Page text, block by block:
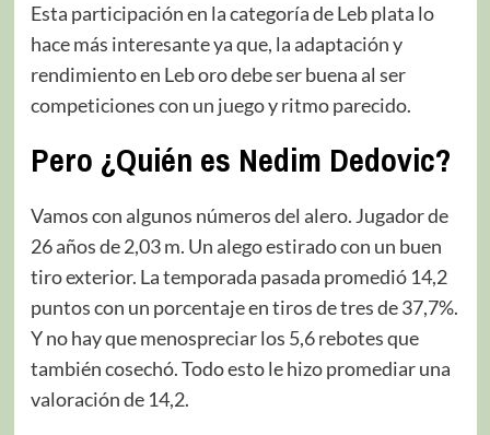
Esta participación en la categoría de Leb plata lo
hace más interesante ya que, la adaptación y
rendimiento en Leb oro debe ser buena al ser
competiciones con un juego y ritmo parecido.
Pero ¿Quién es Nedim Dedovic?
Vamos con algunos números del alero. Jugador de
26 años de 2,03 m. Un alego estirado con un buen
tiro exterior. La temporada pasada promedió 14,2
puntos con un porcentaje en tiros de tres de 37,7%.
Y no hay que menospreciar los 5,6 rebotes que
también cosechó. Todo esto le hizo promediar una
valoración de 14,2.